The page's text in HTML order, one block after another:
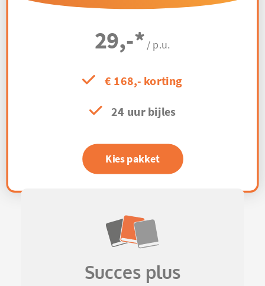
29,-* / p.u.
€ 168,- korting
24 uur bijles
Kies pakket
Succes plus